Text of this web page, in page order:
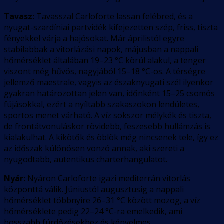
Tavasz: Tavasszal Carloforte lassan felébred, és a
nyugat-szardíniai partvidék kifejezetten szép, friss, tiszta
fényekkel várja a hajósokat. Már áprilistól egyre
stabilabbak a vitorlázási napok, májusban a nappali
hőmérséklet általában 19–23 °C körül alakul, a tenger
viszont még hűvös, nagyjából 15–18 °C-os. A térségre
jellemző maestrale, vagyis az északnyugati szél ilyenkor
gyakran határozottan jelen van, időnként 15–25 csomós
fújásokkal, ezért a nyíltabb szakaszokon lendületes,
sportos menet várható. A víz sokszor mélykék és tiszta,
de frontátvonuláskor rövidebb, feszesebb hullámzás is
kialakulhat. A kikötők és öblök még nincsenek tele, így ez
az időszak különösen vonzó annak, aki szereti a
nyugodtabb, autentikus charterhangulatot.
Nyár: Nyáron Carloforte igazi mediterrán vitorlás
központtá válik. Júniustól augusztusig a nappali
hőmérséklet többnyire 26–31 °C között mozog, a víz
hőmérséklete pedig 22–24 °C-ra emelkedik, ami